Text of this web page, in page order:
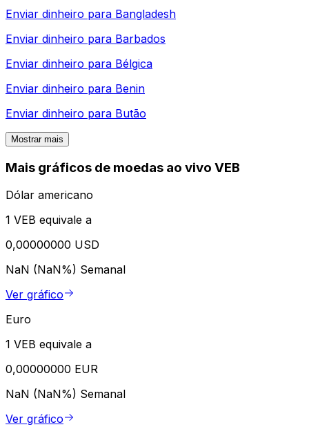
Enviar dinheiro para Bangladesh
Enviar dinheiro para Barbados
Enviar dinheiro para Bélgica
Enviar dinheiro para Benin
Enviar dinheiro para Butão
Mostrar mais
Mais gráficos de moedas ao vivo VEB
Dólar americano
1 VEB equivale a
0,00000000 USD
NaN (NaN%) Semanal
Ver gráfico
Euro
1 VEB equivale a
0,00000000 EUR
NaN (NaN%) Semanal
Ver gráfico